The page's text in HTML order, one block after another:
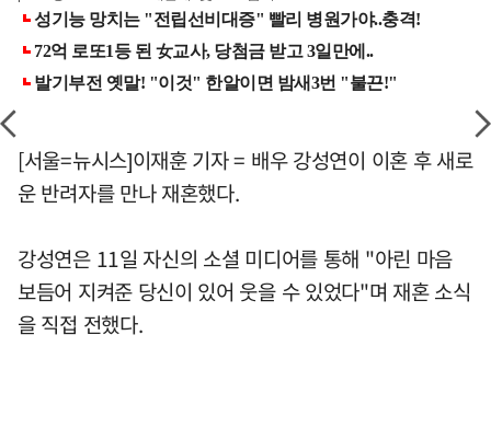
[서울=뉴시스]이재훈 기자 = 배우 강성연이 이혼 후 새로
운 반려자를 만나 재혼했다.
강성연은 11일 자신의 소셜 미디어를 통해 "아린 마음
보듬어 지켜준 당신이 있어 웃을 수 있었다"며 재혼 소식
을 직접 전했다.